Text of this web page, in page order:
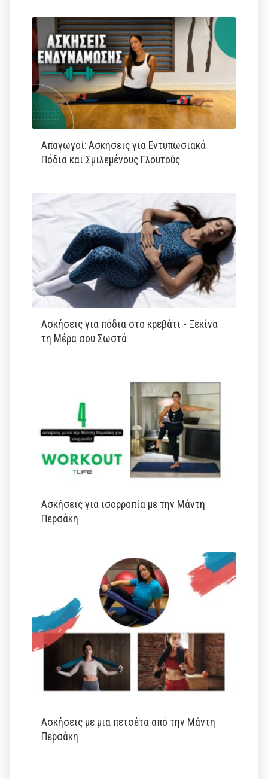
Απαγωγοί: Ασκήσεις για Εντυπωσιακά
Πόδια και Σμιλεμένους Γλουτούς
Ασκήσεις για πόδια στο κρεβάτι - Ξεκίνα
τη Μέρα σου Σωστά
Ασκήσεις για ισορροπία με την Μάντη
Περσάκη
Ασκήσεις με μια πετσέτα από την Μάντη
Περσάκη